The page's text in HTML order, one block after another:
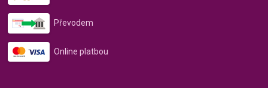
Převodem
Online platbou